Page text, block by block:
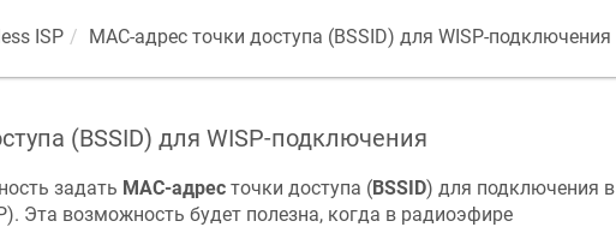
ISP MAC-адрес точки доступа (BSSID) для WISP-подключения
(BSSID) для WISP-подключения
задать MAC-адресточки доступа (BSSID) для подключения в
Эта возможность будет полезна, когда в радиоэфире